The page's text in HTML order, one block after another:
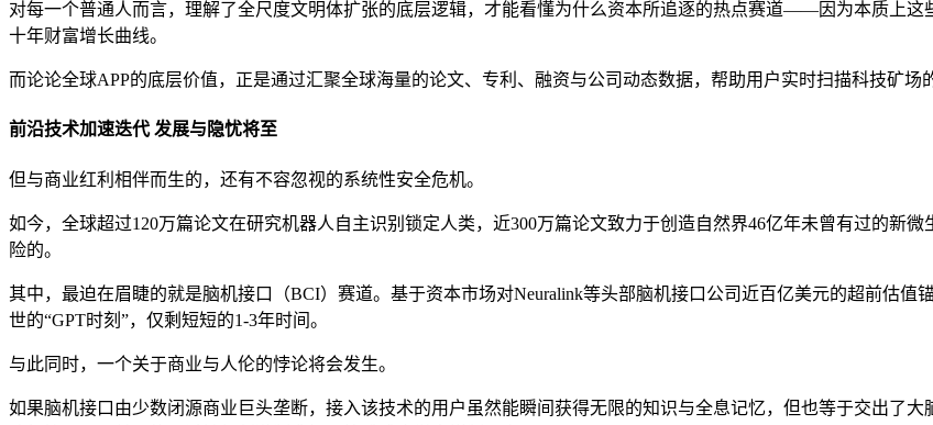
对每一个普通人而言，理解了全尺度文明体扩张的底层逻辑，才能看懂为什么资本所追逐的热点赛道——因为本质上
十年财富增长曲线。
而论论全球APP的底层价值，正是通过汇聚全球海量的论文、专利、融资与公司动态数据，帮助用户实时扫描科技矿
前沿技术加速迭代 发展与隐忧将至
但与商业红利相伴而生的，还有不容忽视的系统性安全危机。
如今，全球超过120万篇论文在研究机器人自主识别锁定人类，近300万篇论文致力于创造自然界46亿年未曾有过的新
险的。
其中，最迫在眉睫的就是脑机接口（BCI）赛道。基于资本市场对Neuralink等头部脑机接口公司近百亿美元的超前估
世的“GPT时刻”，仅剩短短的1-3年时间。
与此同时，一个关于商业与人伦的悖论将会发生。
如果脑机接口由少数闭源商业巨头垄断，接入该技术的用户虽然能瞬间获得无限的知识与全息记忆，但也等于交出了